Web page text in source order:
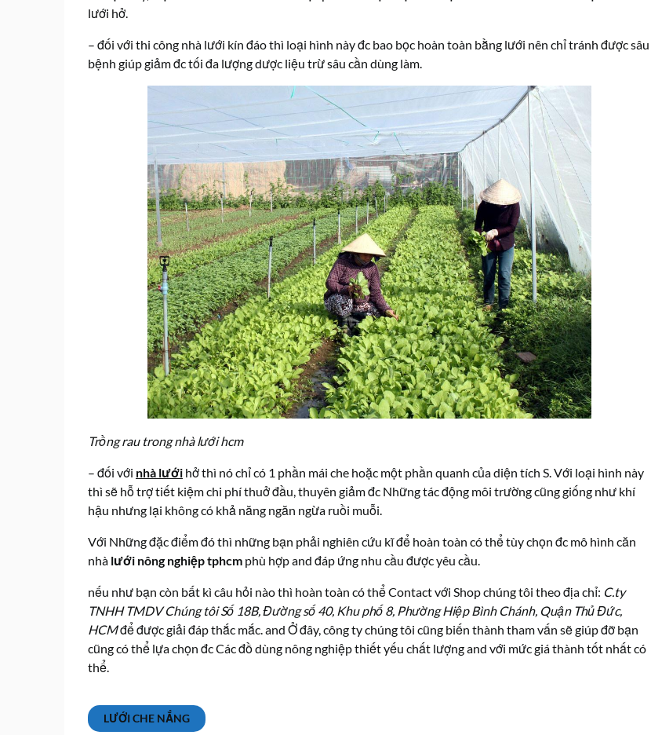
lưới hở.
– đối với thi công nhà lưới kín đáo thì loại hình này đc bao bọc hoàn toàn bằng lưới nên chỉ tránh được sâu
bệnh giúp giảm đc tối đa lượng dược liệu trừ sâu cần dùng làm.
Trồng rau trong nhà lưới hcm
– đối với nhà lưới hở thì nó chỉ có 1 phần mái che hoặc một phần quanh của diện tích S. Với loại hình này
thì sẽ hỗ trợ tiết kiệm chi phí thuở đầu, thuyên giảm đc Những tác động môi trường cũng giống như khí
hậu nhưng lại không có khả năng ngăn ngừa ruồi muỗi.
Với Những đặc điểm đó thì những bạn phải nghiên cứu kĩ để hoàn toàn có thể tùy chọn đc mô hình căn
nhà lưới nông nghiệp tphcm phù hợp and đáp ứng nhu cầu được yêu cầu.
nếu như bạn còn bất kì câu hỏi nào thì hoàn toàn có thể Contact với Shop chúng tôi theo địa chỉ: C.ty
TNHH TMDV Chúng tôi Số 18B, Đường số 40, Khu phố 8, Phường Hiệp Bình Chánh, Quận Thủ Đức,
HCMđể được giải đáp thắc mắc. and Ở đây, công ty chúng tôi cũng biến thành tham vấn sẽ giúp đỡ bạn
cũng có thể lựa chọn đc Các đồ dùng nông nghiệp thiết yếu chất lượng and với mức giá thành tốt nhất có
thể.
LƯỚI CHE NẮNG